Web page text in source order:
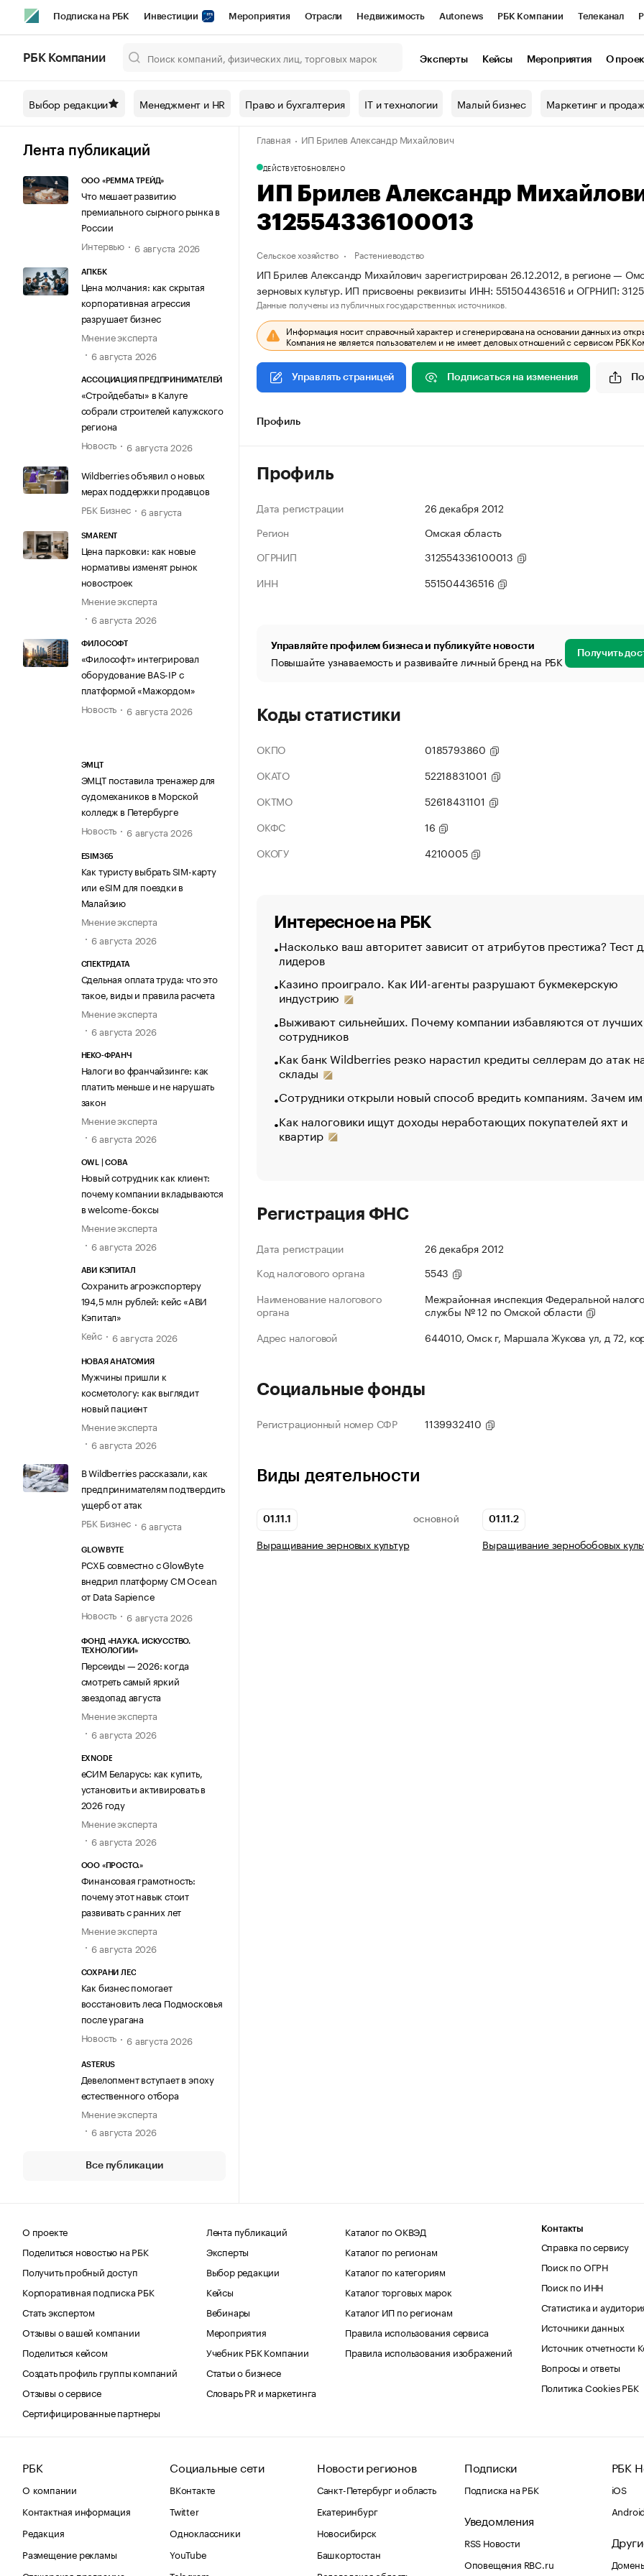
Подписка на РБК Инвестиции Мероприятия Отрасли Недвижимость Autonews РБК Компании Телеканал
Спецпроекты СПб Конференции СПб Спецпроекты Проверка контрагентов
Технологии и медиа Рынок наличной валюты
РБК Компании Эксперты Кейсы Мероприятия О
Выбор редакции Менеджмент и HR Право и бухгалтерия IT и технологии Малый бизнес Маркетинг и
Лента публикаций
ООО «РЕММА ТРЕЙД»
Что мешает развитию
премиального сырного рынка в
России
Интервью
6 августа 2026
АПКБК
Цена молчания: как скрытая
корпоративная агрессия
разрушает бизнес
Мнение эксперта
6 августа 2026
АССОЦИАЦИЯ ПРЕДПРИНИМАТЕЛЕЙ
«Стройдебаты» в Калуге
собрали строителей калужского
региона
Новость
6 августа 2026
Wildberries объявил о новых
мерах поддержки продавцов
РБК Бизнес
6 августа
SMARENT
Цена парковки: как новые
нормативы изменят рынок
новостроек
Мнение эксперта
6 августа 2026
ФИЛОСОФТ
«Философт» интегрировал
оборудование BAS-IP с
платформой «Мажордом»
Новость
6 августа 2026
ЭМЦТ
ЭМЦТ поставила тренажер для
судомехаников в Морской
колледж в Петербурге
Новость
6 августа 2026
ESIM365
Как туристу выбрать SIM-карту
или eSIM для поездки в
Малайзию
Мнение эксперта
6 августа 2026
СПЕКТРДАТА
Сдельная оплата труда: что это
такое, виды и правила расчета
Мнение эксперта
6 августа 2026
НЕКО-ФРАНЧ
Налоги во франчайзинге: как
платить меньше и не нарушать
закон
Мнение эксперта
6 августа 2026
OWL | СОВА
Новый сотрудник как клиент:
почему компании вкладываются
в welcome-боксы
Мнение эксперта
6 августа 2026
АВИ КЭПИТАЛ
Сохранить агроэкспортеру
194,5 млн рублей: кейс «АВИ
Кэпитал»
Кейс
6 августа 2026
НОВАЯ АНАТОМИЯ
Мужчины пришли к
косметологу: как выглядит
новый пациент
Мнение эксперта
6 августа 2026
В Wildberries рассказали, как
предпринимателям подтвердить
ущерб от атак
РБК Бизнес
6 августа
GLOWBYTE
РСХБ совместно с GlowByte
внедрил платформу CM Ocean
от Data Sapience
Новость
6 августа 2026
ФОНД «НАУКА. ИСКУССТВО.
ТЕХНОЛОГИИ»
Персеиды — 2026: когда
смотреть самый яркий
звездопад августа
Мнение эксперта
6 августа 2026
EXNODE
еСИМ Беларусь: как купить,
установить и активировать в
2026 году
Мнение эксперта
6 августа 2026
ООО «ПРОСТО.»
Финансовая грамотность:
почему этот навык стоит
развивать с ранних лет
Мнение эксперта
6 августа 2026
СОХРАНИ ЛЕС
Как бизнес помогает
восстановить леса Подмосковья
после урагана
Новость
6 августа 2026
ASTERUS
Девелопмент вступает в эпоху
естественного отбора
Мнение эксперта
6 августа 2026
Все публикации
Главная ИП Брилев Александр Михайлович
ДЕЙСТВУЕТОБНОВЛЕНО
ИП Брилев Александр
312554336100013
Сельское хозяйство Растениеводство
ИП Брилев Александр Михайлович зарегистрирован 26.12.2012, в регионе —
зерновых культур. ИП присвоены реквизиты ИНН: 551504436516 и ОГРНИП:
Данные получены из публичных государственных источников.
Информация носит справочный характер и сгенерирована на основании данных из
Компания не является пользователем и не имеет деловых отношений с сервисом РБК
Управлять страницей Подписаться на изменения
Профиль
Профиль
Дата регистрации
26 декабря 2012
Регион
Омская область
ОГРНИП
312554336100013
ИНН
551504436516
Управляйте профилем бизнеса и публикуйте новости
Повышайте узнаваемость и развивайте личный бренд на РБК Получить
Коды статистики
ОКПО
0185793860
ОКАТО
52218831001
ОКТМО
52618431101
ОКФС
16
ОКОГУ
4210005
Интересное на РБК
Насколько ваш авторитет зависит от атрибутов престижа? Тест
лидеров
Казино проиграло. Как ИИ-агенты разрушают букмекерскую
индустрию
Выживают сильнейших. Почему компании избавляются от лучших
сотрудников
Как банк Wildberries резко нарастил кредиты селлерам до атак
склады
Сотрудники открыли новый способ вредить компаниям. Зачем
Как налоговики ищут доходы неработающих покупателей яхт и
квартир
Регистрация ФНС
Дата регистрации
26 декабря 2012
Код налогового органа
5543
Наименование налогового
органа
Межрайонная инспекция Федеральной
службы № 12 по Омской области
Адрес налоговой
644010, Омск г, Маршала Жукова ул, д 72,
Социальные фонды
Регистрационный номер СФР 1139932410
Виды деятельности
01.11.1 ОСНОВНОЙ
Выращивание зерновых культур
01.11.2
Выращивание зернобобовых
О проекте
Поделиться новостью на РБК
Получить пробный доступ
Корпоративная подписка РБК
Стать экспертом
Отзывы о вашей компании
Поделиться кейсом
Создать профиль группы компаний
Отзывы о сервисе
Сертифицированные партнеры
Лента публикаций
Эксперты
Выбор редакции
Кейсы
Вебинары
Мероприятия
Учебник РБК Компании
Статьи о бизнесе
Словарь PR и маркетинга
Каталог по ОКВЭД
Каталог по регионам
Каталог по категориям
Каталог торговых марок
Каталог ИП по регионам
Правила использования сервиса
Правила использования изображений
Контакты
Справка по сервису
Поиск по ОГРН
Поиск по ИНН
Статистика и
Источники данных
Источник отчетности
Вопросы и ответы
Политика Cookies РБК
РБК
О компании
Контактная информация
Редакция
Размещение рекламы
Социальные сети
ВКонтакте
Twitter
Одноклассники
YouTube
Новости регионов
Санкт-Петербург и область
Екатеринбург
Новосибирск
Башкортостан
Подписки
Подписка на РБК
Уведомления
RSS Новости
Оповещения RBC.ru
РБК
iOS